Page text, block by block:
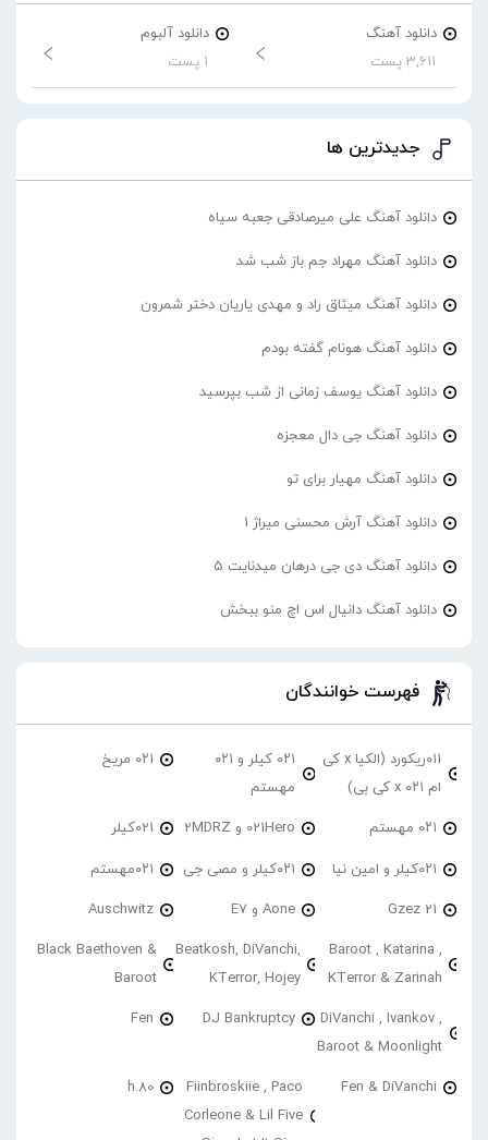
دانلود آهنگ
3,611 پست
دانلود آلبوم
1 پست
جدیدترین ها
دانلود آهنگ علی میرصادقی جعبه سیاه
دانلود آهنگ مهراد جم باز شب شد
دانلود آهنگ میثاق راد و مهدی یاریان دختر شمرون
دانلود آهنگ هونام گفته بودم
دانلود آهنگ یوسف زمانی از شب بپرسید
دانلود آهنگ جی دال معجزه
دانلود آهنگ مهیار برای تو
دانلود آهنگ آرش محسنی میراژ 1
دانلود آهنگ دی جی درهان میدنایت 5
دانلود آهنگ دانیال اس اچ منو ببخش
فهرست خوانندگان
۰۱۱ریکورد (الکیا x کی
ام ۰۲۱ x کی بی)
۰۲۱ کیلر و ۰۲۱
مهستم
۰۲۱ مریخ
۰۲۱ مهستم 021Hero و 2MDRZ 021کیلر
۰۲۱کیلر و امین نیا ۰۲۱کیلر و مصی جی ۰۲۱مهستم
21 Gzez Aone و E7 Auschwitz
Baroot , Katarina ,
KTerror & Zarinah
Beatkosh, DiVanchi,
KTerror, Hojey
Black Baethoven &
Baroot
DiVanchi , Ivankov ,
Baroot & Moonlight
DJ Bankruptcy
Fen
Fen & DiVanchi
Fiinbroskiie , Paco
Corleone & Lil Five
h.80